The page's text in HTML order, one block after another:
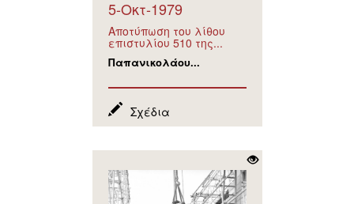
5-Οκτ-1979
Αποτύπωση του λίθου
επιστυλίου 510 της...
Παπανικολάου...
Σχέδια